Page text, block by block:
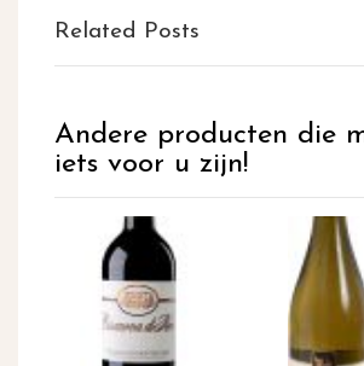
Related Posts
Andere producten die
iets voor u zijn!